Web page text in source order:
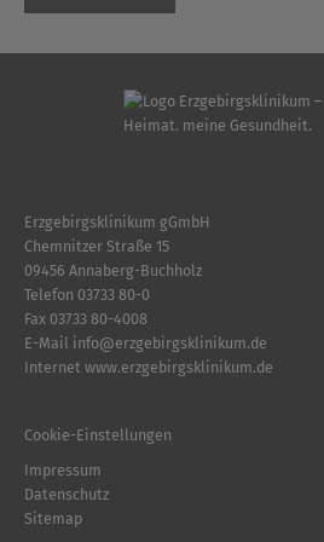
Erzgebirgsklinikum gGmbH
Chemnitzer Straße 15
09456 Annaberg-Buchholz
Telefon 03733 80-0
Fax 03733 80-4008
E-Mail info@erzgebirgsklinikum.de
Internet www.erzgebirgsklinikum.de
Cookie-Einstellungen
Impressum
Datenschutz
Sitemap